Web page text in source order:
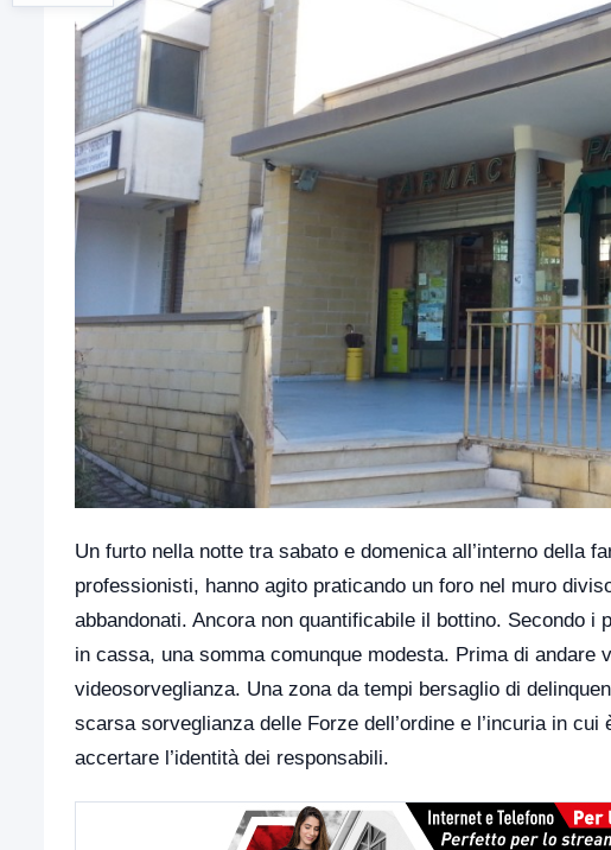
Un furto nella notte tra sabato e domenica all’interno della
professionisti, hanno agito praticando un foro nel muro
abbandonati. Ancora non quantificabile il bottino. Secondo
in cassa, una somma comunque modesta. Prima di andare
videosorveglianza. Una zona da tempi bersaglio di
scarsa sorveglianza delle Forze dell’ordine e l’incuria in
accertare l’identità dei responsabili.